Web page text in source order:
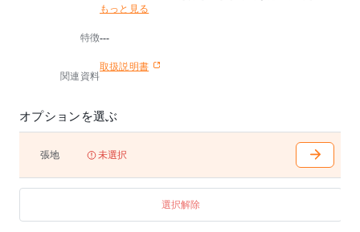
機能により様々な座り方ができるため、どのような場
マルチ・バランスでは、胴体と大腿部の間の角度をど
その角度を最も急にすれば、背骨にかかる緊張は立っ
を果たします。
しかし、この椅子の多機能性はそれだけではありませ
持ち運ぶのに軽く、折りたたむことも出来るので、壁
に引っ掛けたり、立て掛けたりすることもできます。
Peter Opsvik(ピーター・オプスヴィック)
もっと見る
特徴---
関連資料
取扱説明書
オプションを選ぶ
張地 未選択
選択解除